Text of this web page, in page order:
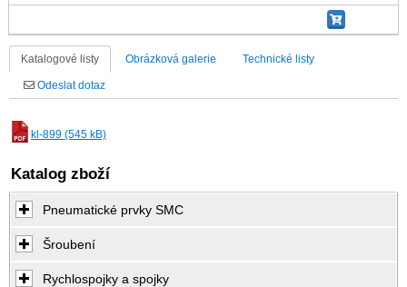
Katalogové listy Obrázková galerie Technické listy
Odeslat dotaz
kl-899 (545 kB)
Katalog zboží
Pneumatické prvky SMC
Šroubení
Rychlospojky a spojky